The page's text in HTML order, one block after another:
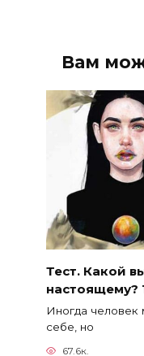
Вам
Тест. Какой
настоящему?
Иногда человек
себе, но
67.6к.